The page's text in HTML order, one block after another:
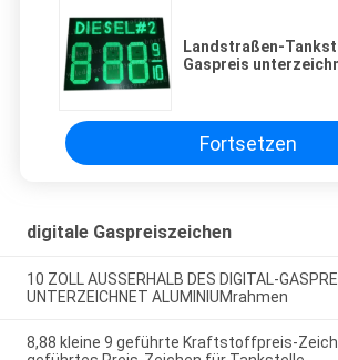
Landstraßen-
Gaspreis
Fortsetzen
digitale Gaspreiszeichen
10 ZOLL AUSSERHALB DES DIGITAL-
UNTERZEICHNET ALUMINIUMrahmen
8,88 kleine 9 geführte Kraftstoffpreis-